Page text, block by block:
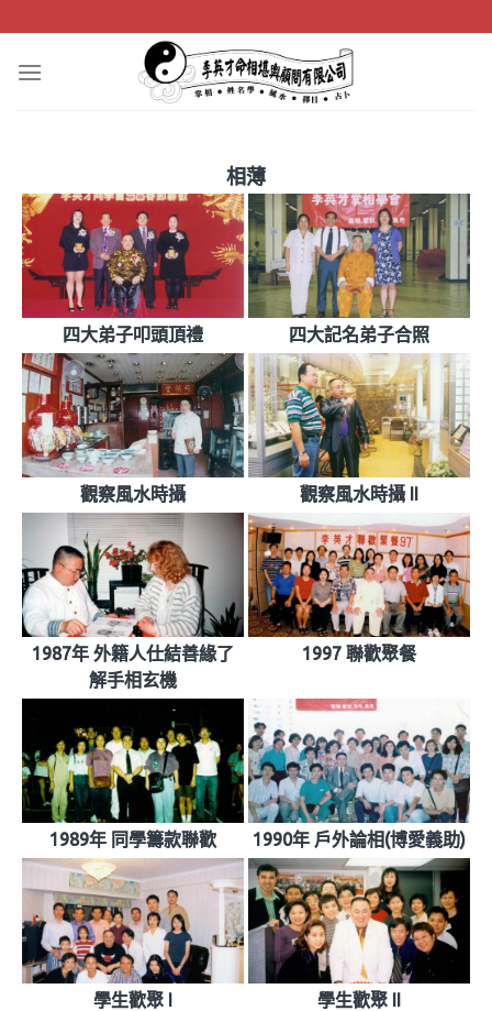
to
content
相薄
四大弟子叩頭頂禮 四大記名弟子合照
觀察風水時攝 觀察風水時攝 II
1987年 外籍人仕結善緣了
解手相玄機
1997 聯歡聚餐
1989年 同學籌款聯歡 1990年 戶外論相(博愛義助)
學生歡聚 I 學生歡聚 II